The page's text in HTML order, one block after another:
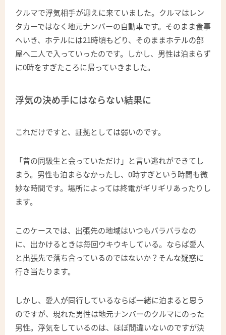
クルマで浮気相手が迎えに来ていました。クルマはレン
タカーではなく地元ナンバーの自動車です。そのまま食事
へいき、ホテルには21時頃もどり、そのままホテルの部
屋へ二人で入っていったのです。しかし、男性は泊まらず
に0時をすぎたころに帰っていきました。
浮気の決め手にはならない結果に
これだけですと、証拠としては弱いのです。
「昔の同級生と会っていただけ」と言い逃れができてし
まう。男性も泊まらなかったし、0時すぎという時間も微
妙な時間です。場所によっては終電がギリギリあったりし
ます。
このケースでは、出張先の地域はいつもバラバラなの
に、出かけるときは毎回ウキウキしている。ならば愛人
と出張先で落ち合っているのではないか？そんな疑惑に
行き当たります。
しかし、愛人が同行しているならば一緒に泊まると思う
のですが、現れた男性は地元ナンバーのクルマにのった
男性。浮気をしているのは、ほぼ間違いないのですが決